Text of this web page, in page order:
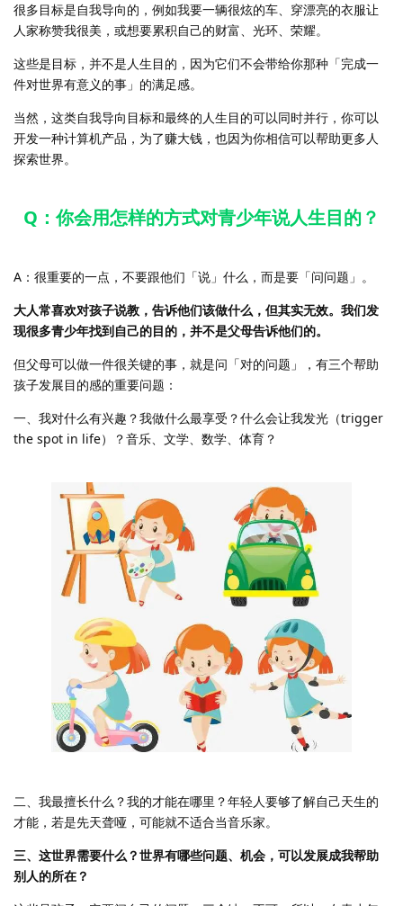
很多目标是自我导向的，例如我要一辆很炫的车、穿漂亮的衣服让
人家称赞我很美，或想要累积自己的财富、光环、荣耀。
这些是目标，并不是人生目的，因为它们不会带给你那种「完成一
件对世界有意义的事」的满足感。
当然，这类自我导向目标和最终的人生目的可以同时并行，你可以
开发一种计算机产品，为了赚大钱，也因为你相信可以帮助更多人
探索世界。
Q：你会用怎样的方式对青少年说人生目的？
A：很重要的一点，不要跟他们「说」什么，而是要「问问题」。
大人常喜欢对孩子说教，告诉他们该做什么，但其实无效。我们发
现很多青少年找到自己的目的，并不是父母告诉他们的。
但父母可以做一件很关键的事，就是问「对的问题」，有三个帮助
孩子发展目的感的重要问题：
一、我对什么有兴趣？我做什么最享受？什么会让我发光（trigger
the spot in life）？音乐、文学、数学、体育？
二、我最擅长什么？我的才能在哪里？年轻人要够了解自己天生的
才能，若是先天聋哑，可能就不适合当音乐家。
三、这世界需要什么？世界有哪些问题、机会，可以发展成我帮助
别人的所在？